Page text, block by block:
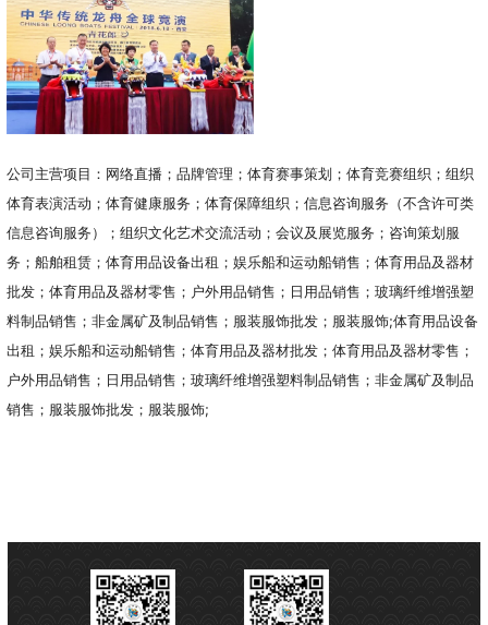
公司主营项目：网络直播；品牌管理；体育赛事策划；体育竞赛组织；组织
体育表演活动；体育健康服务；体育保障组织；信息咨询服务（不含许可类
信息咨询服务）；组织文化艺术交流活动；会议及展览服务；咨询策划服
务；船舶租赁；体育用品设备出租；娱乐船和运动船销售；体育用品及器材
批发；体育用品及器材零售；户外用品销售；日用品销售；玻璃纤维增强塑
料制品销售；非金属矿及制品销售；服装服饰批发；服装服饰;体育用品设备
出租；娱乐船和运动船销售；体育用品及器材批发；体育用品及器材零售；
户外用品销售；日用品销售；玻璃纤维增强塑料制品销售；非金属矿及制品
销售；服装服饰批发；服装服饰;